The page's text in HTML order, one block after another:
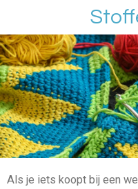
naar
de
hoofdinhoud
Als je iets koopt bij een